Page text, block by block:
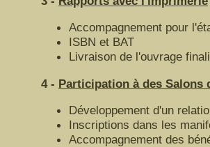
Accompagnement pour
ISBN et BAT
Livraison de l'ouvrage
4 - Participation à des Salons
Développement d'un
Inscriptions dans les
Accompagnement des